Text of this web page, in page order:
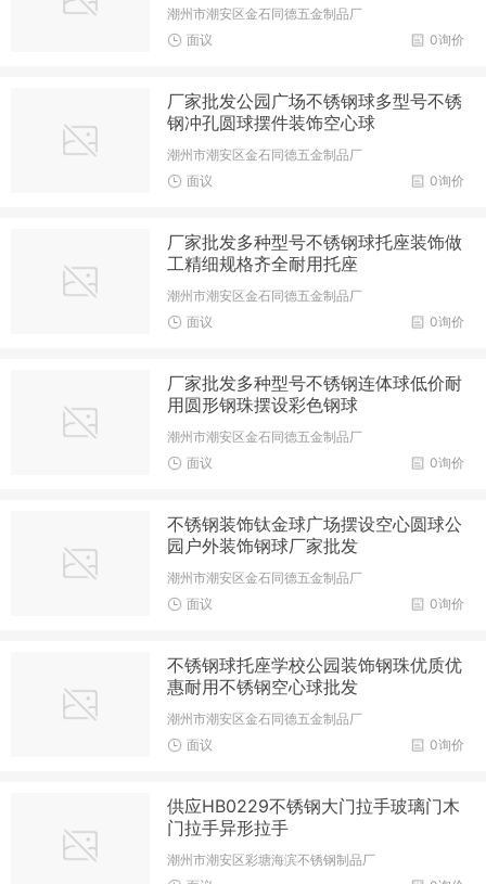
潮州市潮安区金石同德五金制品厂
0询价
面议
厂家批发公园广场不锈钢球多型号不锈
钢冲孔圆球摆件装饰空心球
潮州市潮安区金石同德五金制品厂
0询价
面议
厂家批发多种型号不锈钢球托座装饰做
工精细规格齐全耐用托座
潮州市潮安区金石同德五金制品厂
0询价
面议
厂家批发多种型号不锈钢连体球低价耐
用圆形钢珠摆设彩色钢球
潮州市潮安区金石同德五金制品厂
0询价
面议
不锈钢装饰钛金球广场摆设空心圆球公
园户外装饰钢球厂家批发
潮州市潮安区金石同德五金制品厂
0询价
面议
不锈钢球托座学校公园装饰钢珠优质优
惠耐用不锈钢空心球批发
潮州市潮安区金石同德五金制品厂
0询价
面议
供应HB0229不锈钢大门拉手玻璃门木
门拉手异形拉手
潮州市潮安区彩塘海滨不锈钢制品厂